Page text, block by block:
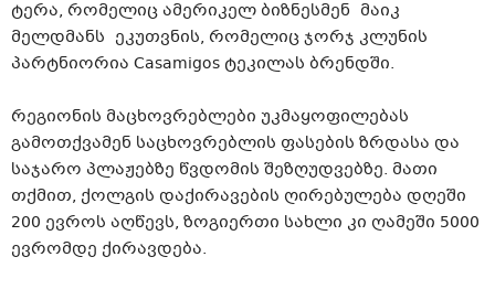
ტერა, რომელიც ამერიკელ ბიზნესმენ მაიკ
მელდმანს ეკუთვნის, რომელიც ჯორჯ კლუნის
პარტნიორია Casamigos ტეკილას ბრენდში.
რეგიონის მაცხოვრებლები უკმაყოფილებას
გამოთქვამენ საცხოვრებლის ფასების ზრდასა და
საჯარო პლაჟებზე წვდომის შეზღუდვებზე. მათი
თქმით, ქოლგის დაქირავების ღირებულება დღეში
200 ევროს აღწევს, ზოგიერთი სახლი კი ღამეში 5000
ევრომდე ქირავდება.